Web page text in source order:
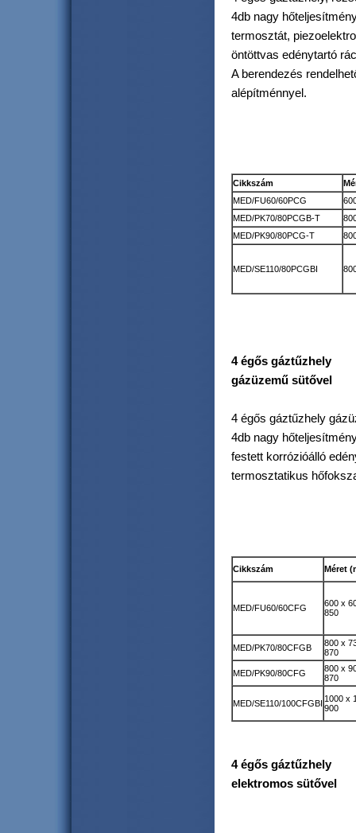
4db nagy
termosztát,
öntöttvas edénytartó
A berendezés
alépítménnyel.
Cikkszám
MED/FU60/60PCG
MED/PK70/80PCGB-T
MED/PK90/80PCG-T
MED/SE110/80PCGBI
4 égős gáztűzhely
gázüzemű sütővel
4 égős gáztűzhely
4db nagy
festett korrózióálló
termosztatikus
Cikkszám Méret
MED/FU60/60CFG
600 x
850
MED/PK70/80CFGB
800 x
870
MED/PK90/80CFG
800 x
870
MED/SE110/100CFGBI 1000 x
900
4 égős gáztűzhely
elektromos sütővel